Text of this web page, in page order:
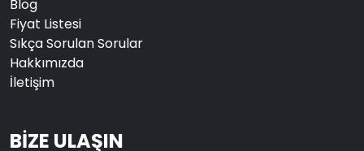
Blog
Fiyat Listesi
Sıkça Sorulan Sorular
Hakkımızda
İletişim
BİZE ULAŞIN